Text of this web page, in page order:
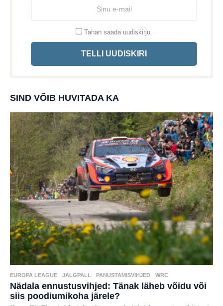
Tahan saada uudiskirju.
TELLI UUDISKIRI
SIND VÕIB HUVITADA KA
EUROPA LEAGUE ,JALGPALL ,PANUSTAMISVIHJED ,WRC
Nädala ennustusvihjed: Tänak läheb võidu või
siis poodiumikoha järele?